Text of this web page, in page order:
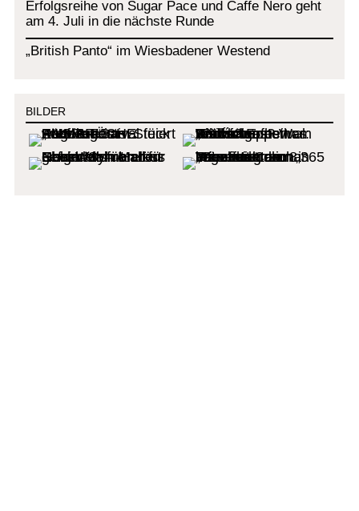
Erfolgsreihe von Sugar Pace und Caffe Nero geht
am 4. Juli in die nächste Runde
„British Panto“ im Wiesbadener Westend
BILDER